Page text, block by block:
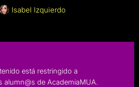
Isabel Izquierdo
está restringido a
alumn@s de AcademiaMUA.